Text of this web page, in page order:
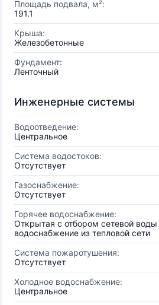
Площадь подвала, м²:
191.1
Крыша:
Железобетонные
Фундамент:
Ленточный
Инженерные системы
Водоотведение:
Центральное
Система водостоков:
Отсутствует
Газоснабжение:
Отсутствует
Горячее водоснабжение:
Открытая с отбором сетевой воды
водоснабжение из тепловой сети
Система пожаротушения:
Отсутствует
Холодное водоснабжение:
Центральное